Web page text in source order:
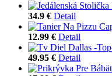
34.9 € Detail
12.99 € Detail
49.95 € Detail